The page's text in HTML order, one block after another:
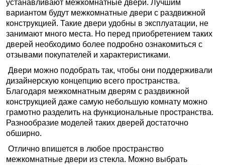
устанавливают межкомнатные двери. Лучшим
вариантом будут межкомнатные двери с раздвижной
конструкцией. Такие двери удобны в эксплуатации, не
занимают много места. Но перед приобретением таких
дверей необходимо более подробно ознакомиться с
отзывами покупателей и характеристиками.
Двери можно подобрать так, чтобы они поддерживали
дизайнерскую концепцию всего пространства.
Благодаря межкомнатным дверям с раздвижной
конструкцией даже самую небольшую комнату можно
грамотно разделить на функциональные пространства.
Разнообразие моделей таких дверей достаточно
обширно.
Отлично впишется в любое пространство
межкомнатные двери из стекла. Можно выбрать